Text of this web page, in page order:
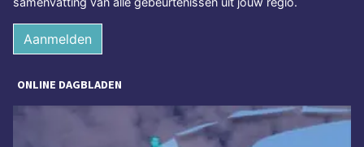
Aanmelden
ONLINE DAGBLADEN